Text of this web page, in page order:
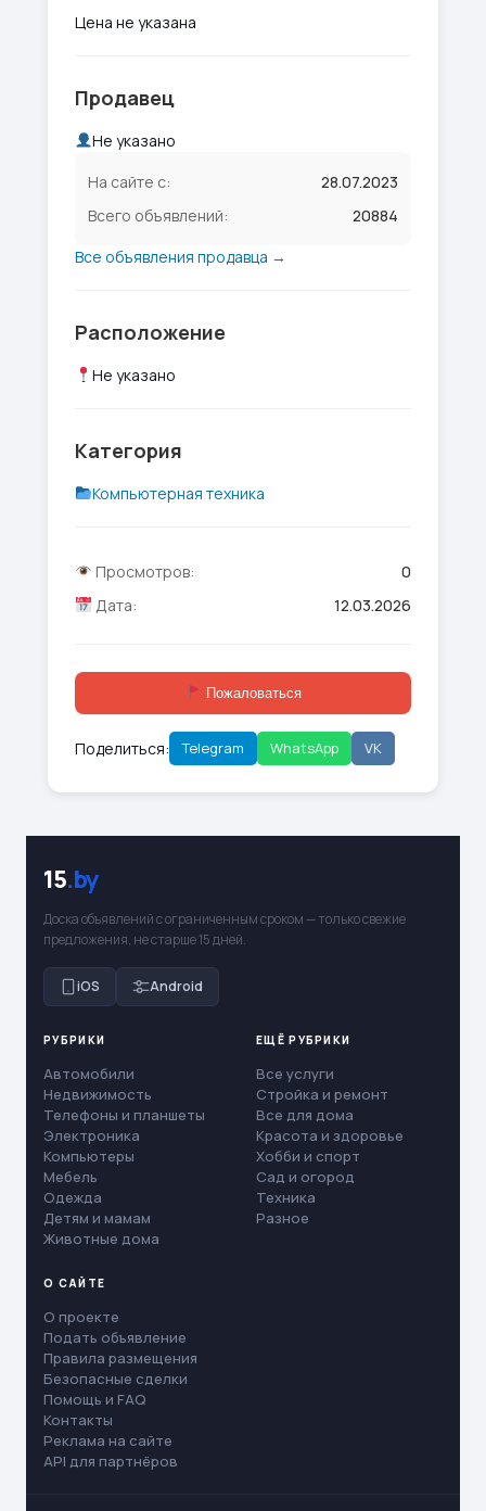
Цена не указана
Продавец
Не указано
На сайте с:
28.07.2023
Всего объявлений:
20884
Все объявления продавца →
Расположение
Не указано
Категория
Компьютерная техника
Просмотров:
0
Дата:
12.03.2026
Пожаловаться
Поделиться: Telegram WhatsApp VK
15.by
Доска объявлений с ограниченным сроком — только свежие
предложения, не старше 15 дней.
iOS Android
РУБРИКИ
Автомобили
Недвижимость
Телефоны и планшеты
Электроника
Компьютеры
Мебель
Одежда
Детям и мамам
Животные дома
ЕЩЁ РУБРИКИ
Все услуги
Стройка и ремонт
Все для дома
Красота и здоровье
Хобби и спорт
Сад и огород
Техника
Разное
О САЙТЕ
О проекте
Подать объявление
Правила размещения
Безопасные сделки
Помощь и FAQ
Контакты
Реклама на сайте
API для партнёров